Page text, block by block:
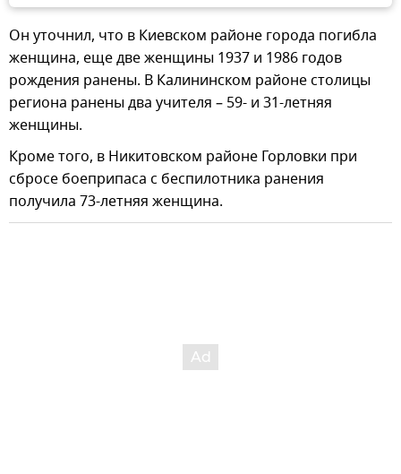
Он уточнил, что в Киевском районе города погибла
женщина, еще две женщины 1937 и 1986 годов
рождения ранены. В Калининском районе столицы
региона ранены два учителя – 59- и 31-летняя
женщины.
Кроме того, в Никитовском районе Горловки при
сбросе боеприпаса с беспилотника ранения
получила 73-летняя женщина.